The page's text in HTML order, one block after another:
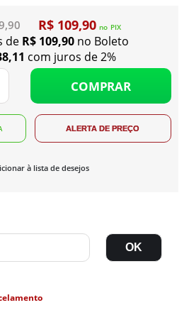
R$ 109,90 no PIX
de R$ 109,90 no Boleto
com juros de 2%
COMPRAR
à lista de desejos